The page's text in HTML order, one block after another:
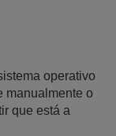
operativo
manualmente o
que está a